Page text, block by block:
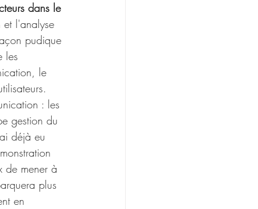
dans le
et l'analyse
pudique
les
le
: les
gestion du
déjà eu
de mener à
plus
en